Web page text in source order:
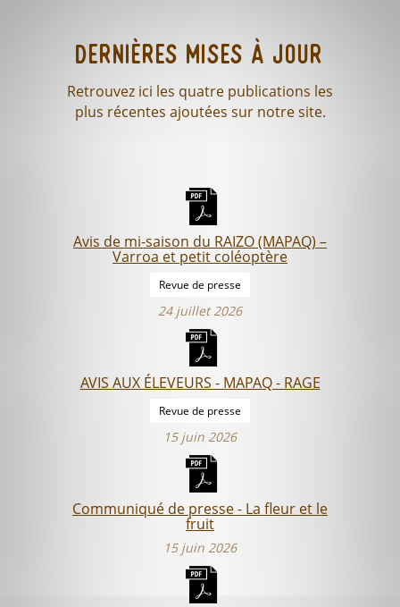
Dernières mises à jour
Retrouvez ici les quatre publications les
plus récentes ajoutées sur notre site.
Avis de mi-saison du RAIZO (MAPAQ) –
Varroa et petit coléoptère
Revue de presse
24 juillet 2026
AVIS AUX ÉLEVEURS - MAPAQ - RAGE
Revue de presse
15 juin 2026
Communiqué de presse - La fleur et le
fruit
15 juin 2026